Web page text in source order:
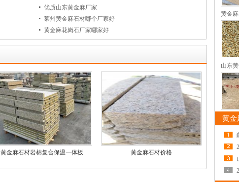
优质山东黄金麻厂家
莱州黄金麻石材哪个厂家好
黄金麻花岗石厂家哪家好
黄金麻石材岩棉复合保温一体板 黄金麻石材价格
黄金
山东
黄金